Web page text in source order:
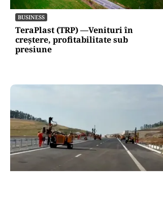
BUSINESS
TeraPlast (TRP) —Venituri în
creștere, profitabilitate sub
presiune